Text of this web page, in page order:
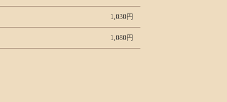
1,030円
1,080円